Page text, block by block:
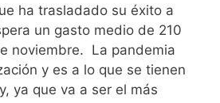
ha trasladado su éxito a
un gasto medio de 210
noviembre. La pandemia
y es a lo que se tienen
ya que va a ser el más